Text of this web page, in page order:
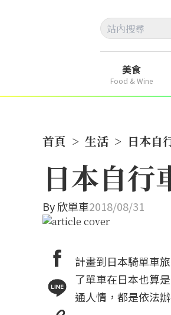
美食
Food & Wine
首頁 > 生活 > 日本自
日本自行
By欣單車2018/08/31
計畫到日本騎單車
了單車在日本也算
通人情，都是依法